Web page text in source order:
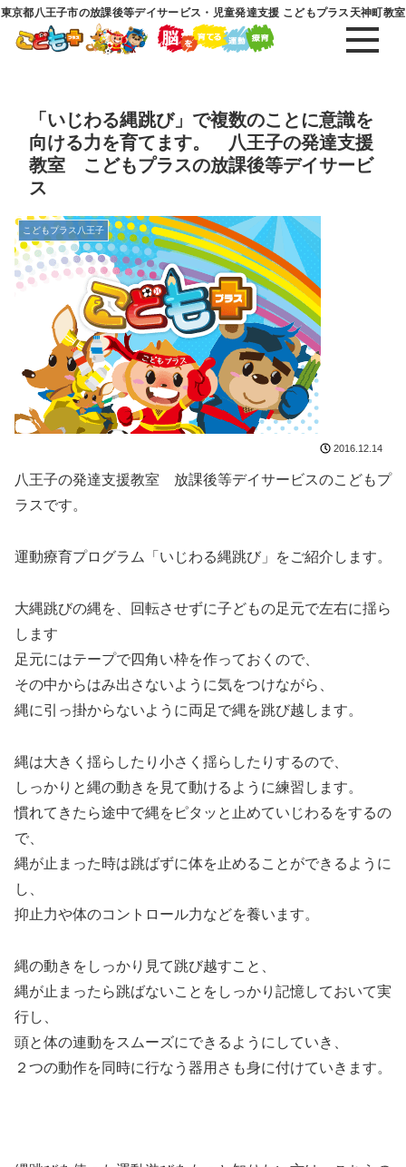
東京都八王子市の放課後等デイサービス・児童発達支援 こどもプラス天神町教室
「いじわる縄跳び」で複数のことに意識を
向ける力を育てます。 八王子の発達支援
教室 こどもプラスの放課後等デイサービ
ス
こどもプラス八王子
2016.12.14
八王子の発達支援教室 放課後等デイサービスのこどもプ
ラスです。
運動療育プログラム「いじわる縄跳び」をご紹介します。
大縄跳びの縄を、回転させずに子どもの足元で左右に揺ら
します
足元にはテープで四角い枠を作っておくので、
その中からはみ出さないように気をつけながら、
縄に引っ掛からないように両足で縄を跳び越します。
縄は大きく揺らしたり小さく揺らしたりするので、
しっかりと縄の動きを見て動けるように練習します。
慣れてきたら途中で縄をピタッと止めていじわるをするの
で、
縄が止まった時は跳ばずに体を止めることができるように
し、
抑止力や体のコントロール力などを養います。
縄の動きをしっかり見て跳び越すこと、
縄が止まったら跳ばないことをしっかり記憶しておいて実
行し、
頭と体の連動をスムーズにできるようにしていき、
２つの動作を同時に行なう器用さも身に付けていきます。